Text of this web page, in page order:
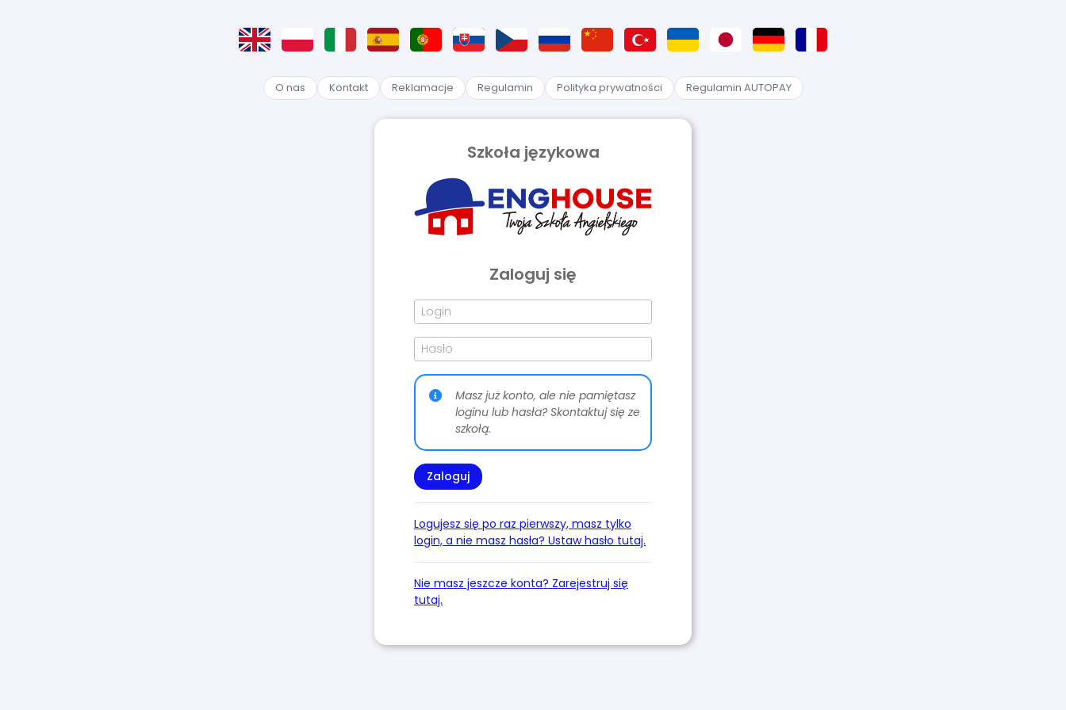
O nas Kontakt Reklamacje Regulamin Polityka prywatności Regulamin AUTOPAY
Szkoła językowa
Zaloguj się
Masz już konto, ale nie pamiętasz
loginu lub hasła? Skontaktuj się ze
szkołą.
Logujesz się po raz pierwszy, masz tylko
login, a nie masz hasła? Ustaw hasło tutaj.
Nie masz jeszcze konta? Zarejestruj się
tutaj.